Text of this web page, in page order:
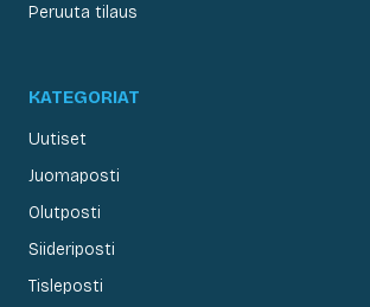
Peruuta tilaus
KATEGORIAT
Uutiset
Juomaposti
Olutposti
Siideriposti
Tisleposti